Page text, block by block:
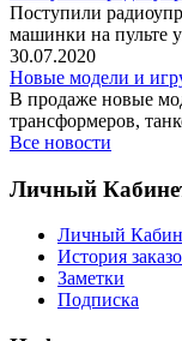
Поступили
машинки на пульте
30.07.2020
Новые модели и
В продаже новые
трансформеров,
Все новости
Личный
Личный
История
Заметки
Подписка